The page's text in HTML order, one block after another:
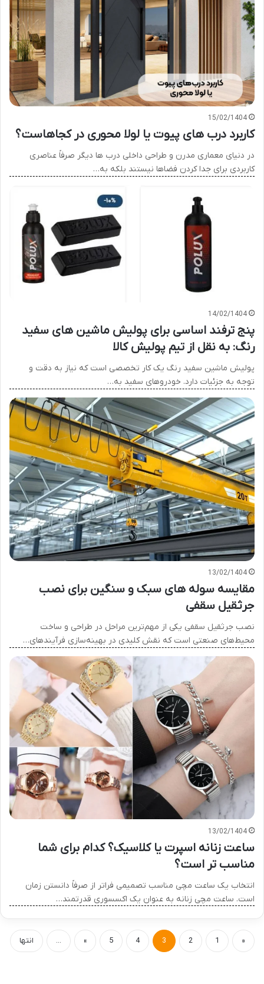
15/02/1404
کاربرد درب های پیوت یا لولا محوری در کجاهاست؟
در دنیای معماری مدرن و طراحی داخلی درب ها دیگر صرفاً عناصری
کاربردی برای جدا کردن فضاها نیستند بلکه به…
14/02/1404
پنج ترفند اساسی برای پولیش ماشین های سفید
رنگ: به نقل از تیم پولیش کالا
پولیش ماشین سفید رنگ یک کار تخصصی است که نیاز به دقت و
توجه به جزئیات دارد. خودروهای سفید به…
13/02/1404
مقایسه سوله های سبک و سنگین برای نصب
جرثقیل سقفی
نصب جرثقیل سقفی یکی از مهم‌ترین مراحل در طراحی و ساخت
محیط‌های صنعتی است که نقش کلیدی در بهینه‌سازی فرآیندهای…
13/02/1404
ساعت زنانه اسپرت یا کلاسیک؟ کدام برای شما
مناسب تر است؟
انتخاب یک ساعت مچی مناسب تصمیمی فراتر از صرفاً دانستن زمان
است. ساعت مچی زنانه به عنوان یک اکسسوری قدرتمند…
«
1
2
3
4
5
»
... انتها